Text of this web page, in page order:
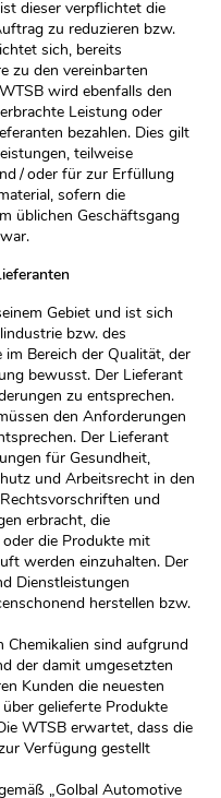
dieser verpflichtet die
zu reduzieren bzw.
sich, bereits
zu den vereinbarten
wird ebenfalls den
Leistung oder
bezahlen. Dies gilt
teilweise
/ oder für zur Erfüllung
sofern die
üblichen Geschäftsgang
Gebiet und ist sich
bzw. des
im Bereich der Qualität, der
bewusst. Der Lieferant
zu entsprechen.
den Anforderungen
Der Lieferant
für Gesundheit,
und Arbeitsrecht in den
und
erbracht, die
die Produkte mit
werden einzuhalten. Der
Dienstleistungen
herstellen bzw.
Chemikalien sind aufgrund
der damit umgesetzten
Kunden die neuesten
gelieferte Produkte
WTSB erwartet, dass die
Verfügung gestellt
„Golbal Automotive